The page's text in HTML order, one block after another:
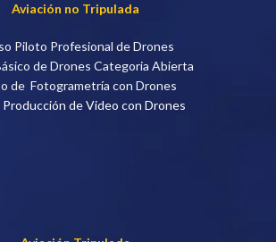
Aviación no Tripulada
Piloto Profesional de Drones
de Drones Categoria Abierta
de Fotogrametría con Drones
de Video con Drones